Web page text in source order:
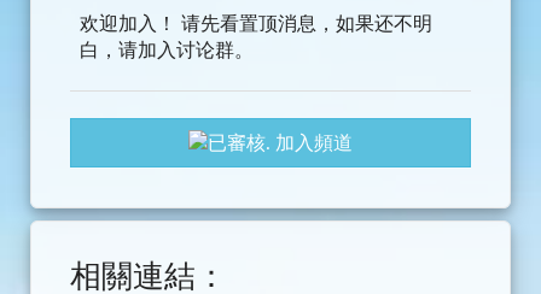
欢迎加入！ 请先看置顶消息，如果还不明
白，请加入讨论群。
加入頻道
相關連結：